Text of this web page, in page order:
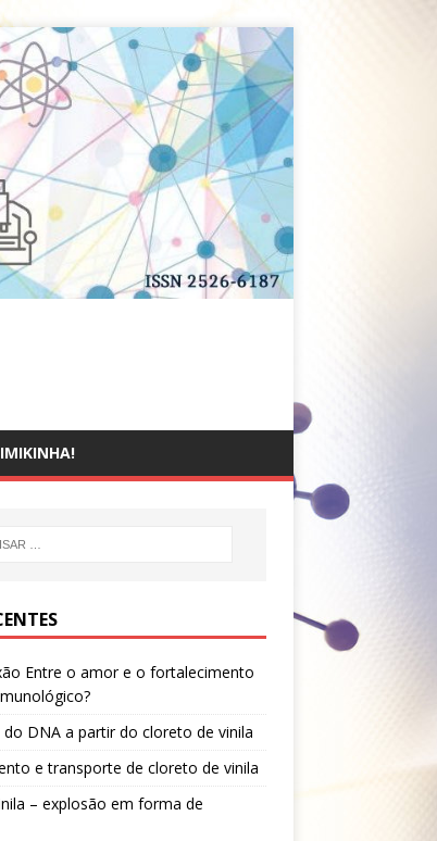
Entre o amor e o fortalecimento
DNA a partir do cloreto de vinila
e transporte de cloreto de vinila
– explosão em forma de